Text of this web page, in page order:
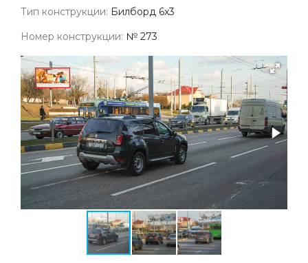
Тип конструкции: Билборд 6х3
Номер конструкции: № 273